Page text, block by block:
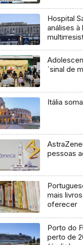
Hospital
análises à
`sinal de
Itália
pessoas
mais
oferecer
Porto do
perto de